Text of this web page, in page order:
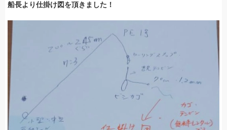
船長より仕掛け図を頂きました！